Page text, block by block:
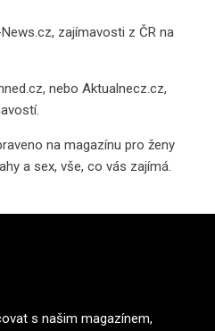
, zajímavosti z ČR na
, nebo Aktualnecz.cz,
na magazínu pro ženy
a sex, vše, co vás zajímá.
s našim magazínem,